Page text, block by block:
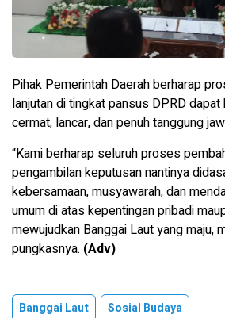
Pihak Pemerintah Daerah berharap
lanjutan di tingkat pansus DPRD
cermat, lancar, dan penuh tanggung
“Kami berharap seluruh proses
pengambilan keputusan nantinya
kebersamaan, musyawarah, dan
umum di atas kepentingan pribadi
mewujudkan Banggai Laut yang maju,
pungkasnya. (Adv)
Banggai Laut Sosial Budaya